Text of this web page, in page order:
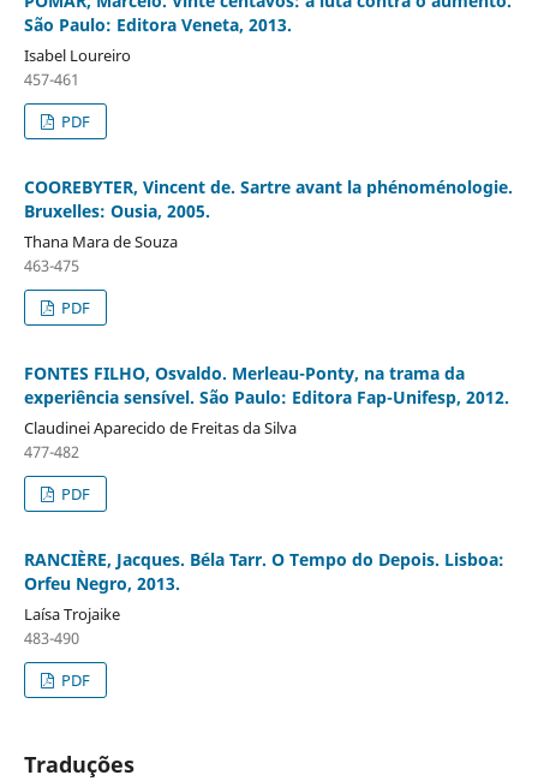
São Paulo: Editora Veneta, 2013.
Isabel Loureiro
457-461
PDF
COOREBYTER, Vincent de. Sartre avant la phénoménologie.
Bruxelles: Ousia, 2005.
Thana Mara de Souza
463-475
PDF
FONTES FILHO, Osvaldo. Merleau-Ponty, na trama da
experiência sensível. São Paulo: Editora Fap-Unifesp, 2012.
Claudinei Aparecido de Freitas da Silva
477-482
PDF
RANCIÈRE, Jacques. Béla Tarr. O Tempo do Depois. Lisboa:
Orfeu Negro, 2013.
Laísa Trojaike
483-490
PDF
Traduções